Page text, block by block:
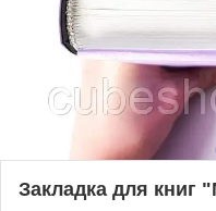
Закладка для книг